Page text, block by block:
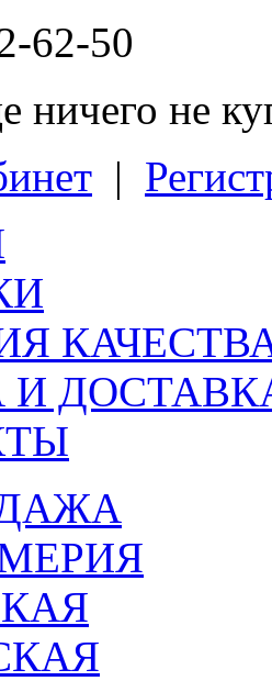
62-50
ничего не
|
И